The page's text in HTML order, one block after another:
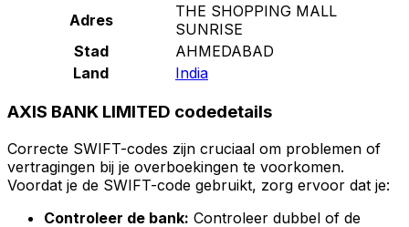
Adres
THE SHOPPING MALL
SUNRISE
Stad
AHMEDABAD
Land
India
AXIS BANK LIMITED codedetails
Correcte SWIFT-codes zijn cruciaal om problemen of
vertragingen bij je overboekingen te voorkomen.
Voordat je de SWIFT-code gebruikt, zorg ervoor dat je:
Controleer de bank: Controleer dubbel of de